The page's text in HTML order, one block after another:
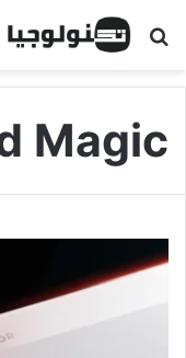
البحث عن
Magic